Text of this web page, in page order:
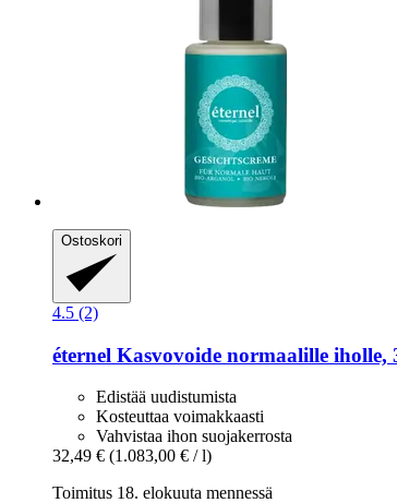
Ostoskori
4.5 (2)
éternel Kasvovoide normaalille iholle,
Edistää uudistumista
Kosteuttaa voimakkaasti
Vahvistaa ihon suojakerrosta
32,49 € (1.083,00 € / l)
Toimitus 18. elokuuta mennessä